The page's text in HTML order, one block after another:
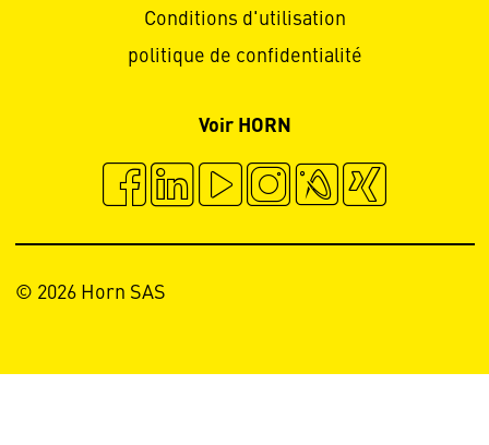
Conditions d'utilisation
politique de confidentialité
Voir HORN
© 2026 Horn SAS